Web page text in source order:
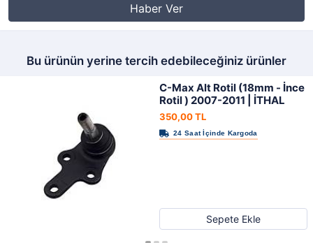
Haber Ver
Bu ürünün yerine tercih edebileceğiniz ürünler
C-Max Alt Rotil (18mm - İnce
Rotil ) 2007-2011 | İTHAL
350,00 TL
Sepete Ekle